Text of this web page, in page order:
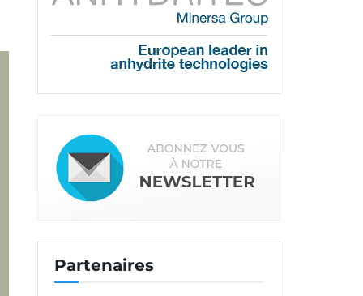
Partenaires